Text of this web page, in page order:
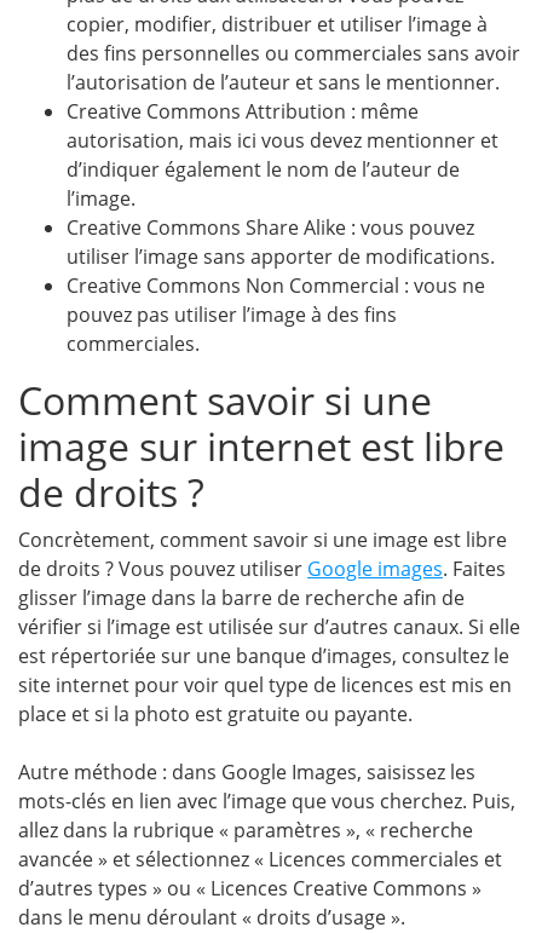
copier, modifier, distribuer et utiliser l’image à
des fins personnelles ou commerciales sans avoir
l’autorisation de l’auteur et sans le mentionner.
Creative Commons Attribution : même
autorisation, mais ici vous devez mentionner et
d’indiquer également le nom de l’auteur de
l’image.
Creative Commons Share Alike : vous pouvez
utiliser l’image sans apporter de modifications.
Creative Commons Non Commercial : vous ne
pouvez pas utiliser l’image à des fins
commerciales.
Comment savoir si une
image sur internet est libre
de droits ?
Concrètement, comment savoir si une image est libre
de droits ? Vous pouvez utiliser Google images. Faites
glisser l’image dans la barre de recherche afin de
vérifier si l’image est utilisée sur d’autres canaux. Si elle
est répertoriée sur une banque d’images, consultez le
site internet pour voir quel type de licences est mis en
place et si la photo est gratuite ou payante.
Autre méthode : dans Google Images, saisissez les
mots-clés en lien avec l’image que vous cherchez. Puis,
allez dans la rubrique « paramètres », « recherche
avancée » et sélectionnez « Licences commerciales et
d’autres types » ou « Licences Creative Commons »
dans le menu déroulant « droits d’usage ».